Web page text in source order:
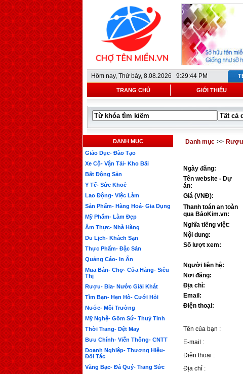
Hôm nay, Thứ bày, 8.08.2026 9:29:44 PM
TRANG CHỦ GIỚI THIỆU
DANH MỤC
Giáo Dục- Đào Tạo
Xe Cộ- Vận Tải- Kho Bãi
Bất Động Sản
Y Tế- Sức Khoẻ
Lao Động- Việc Làm
Sản Phẩm- Hàng Hoá- Gia Dụng
Mỹ Phẩm- Làm Đẹp
Ẩm Thực- Nhà Hàng
Du Lịch- Khách Sạn
Thực Phẩm- Đặc Sản
Quảng Cáo- In Ấn
Mua Bán- Chợ- Cửa Hàng- Siêu
Thị
Rượu- Bia- Nước Giải Khát
Tìm Bạn- Hẹn Hò- Cưới Hỏi
Nước- Môi Trường
Mỹ Nghệ- Gốm Sứ- Thuỷ Tinh
Thời Trang- Dệt May
Bưu Chính- Viễn Thông- CNTT
Doanh Nghiệp- Thương Hiệu-
Đối Tác
Vàng Bạc- Đá Quý- Trang Sức
Danh mục >>
Ngày đăng:
Tên website - Dự
án:
Giá (VNĐ):
Thanh toán an toàn
qua BảoKim.vn:
Nghĩa tiếng việt:
Nội dung:
Số lượt xem:
Người liên hệ:
Nơi đăng:
Địa chỉ:
Email:
Điện thoại:
Tên của bạn :
E-mail :
Điện thoại :
Địa chỉ :